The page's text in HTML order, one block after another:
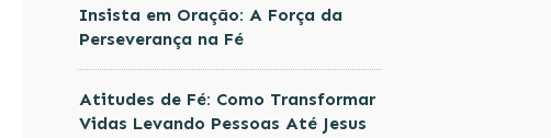
Insista em Oração: A Força da
Perseverança na Fé
Atitudes de Fé: Como Transformar
Vidas Levando Pessoas Até Jesus